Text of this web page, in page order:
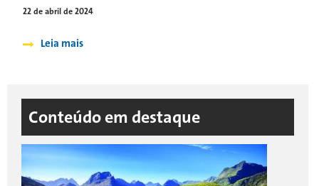
22 de abril de 2024
Leia mais
Conteúdo em destaque